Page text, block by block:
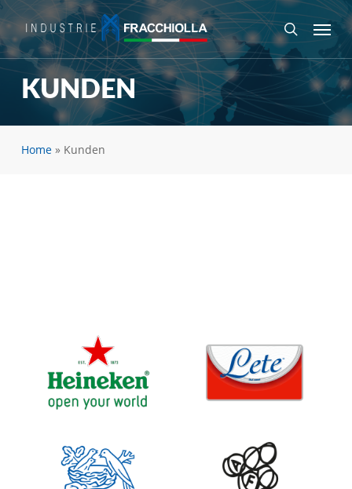
Skip
to
main
content
search
Menu
KUNDEN
Home» Kunden